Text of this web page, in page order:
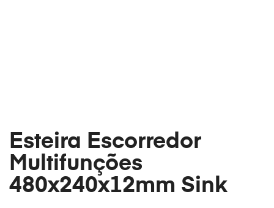
Esteira Escorredor
Multifunções
480x240x12mm Sink